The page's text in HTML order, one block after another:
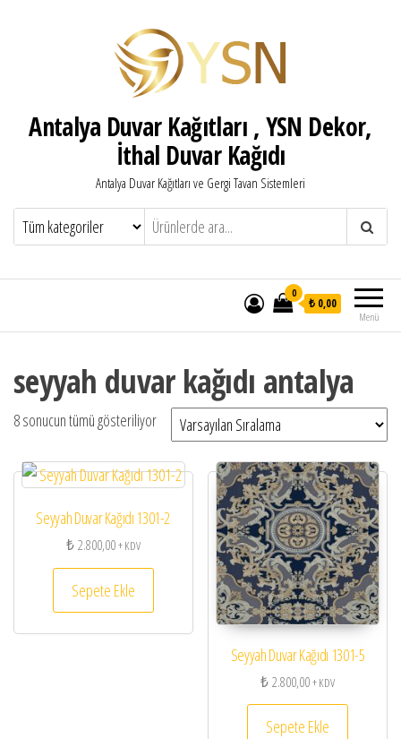
Antalya Duvar Kağıtları , YSN Dekor,
İthal Duvar Kağıdı
Antalya Duvar Kağıtları ve Gergi Tavan Sistemleri
Menü
0
₺ 0,00
seyyah duvar kağıdı antalya
8 sonucun tümü gösteriliyor
Seyyah Duvar Kağıdı 1301-2
₺2.800,00+ KDV
Sepete Ekle
Seyyah Duvar Kağıdı 1301-5
₺2.800,00+ KDV
Sepete Ekle